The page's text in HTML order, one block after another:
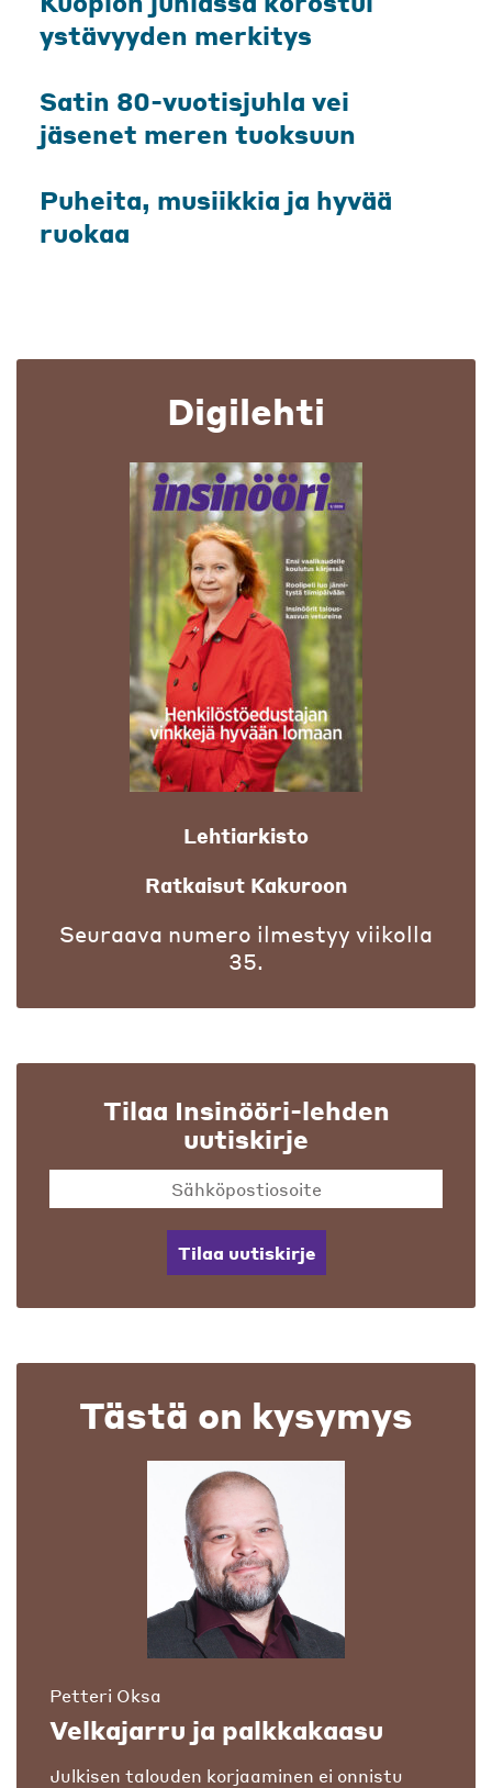
ystävyyden merkitys
Satin 80-vuotisjuhla vei
jäsenet meren tuoksuun
Puheita, musiikkia ja hyvää
ruokaa
Digilehti
Lehtiarkisto
Ratkaisut Kakuroon
Seuraava numero ilmestyy viikolla
35.
Tilaa Insinööri-lehden
uutiskirje
Tilaa uutiskirje
Tästä on kysymys
Petteri Oksa
Velkajarru ja palkkakaasu
Julkisen talouden korjaaminen ei onnistu